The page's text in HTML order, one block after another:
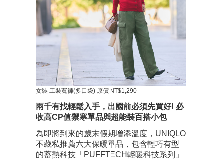
女裝 工裝寬褲(多口袋) 原價 NT$1,290
兩千有找輕鬆入手，出國前必須先買好! 必
收高CP值禦寒單品與超能裝百搭小包
為即將到來的歲末假期增添溫度，UNIQLO
不藏私推薦六大保暖單品，包含輕巧有型
的蓄熱科技「PUFFTECH輕暖科技系列」